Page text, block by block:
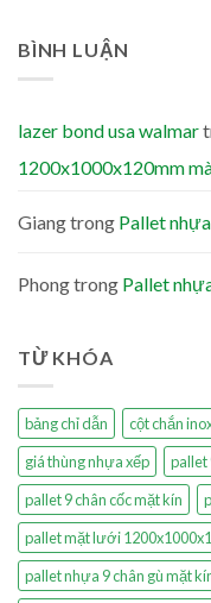
BÌNH LUẬN
lazer bond usa walmar
1200x1000x120mm
Giangtrong Pallet
Phongtrong Pallet
TỪ KHÓA
bảng chỉ dẫn cột chắn
giá thùng nhựa xếp
pallet
pallet 9 chân cốc mặt kín
pallet mặt lưới
pallet nhựa 9 chân gù mặt